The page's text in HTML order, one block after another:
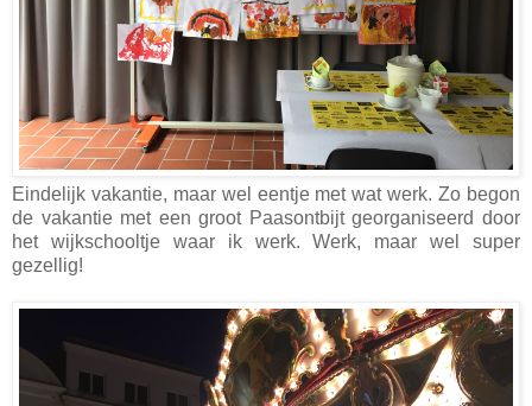
Eindelijk vakantie, maar wel eentje met wat werk. Zo begon
de vakantie met een groot Paasontbijt georganiseerd door
het wijkschooltje waar ik werk. Werk, maar wel super
gezellig!